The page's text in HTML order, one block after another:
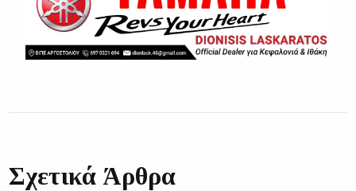
Σχετικά Άρθρα